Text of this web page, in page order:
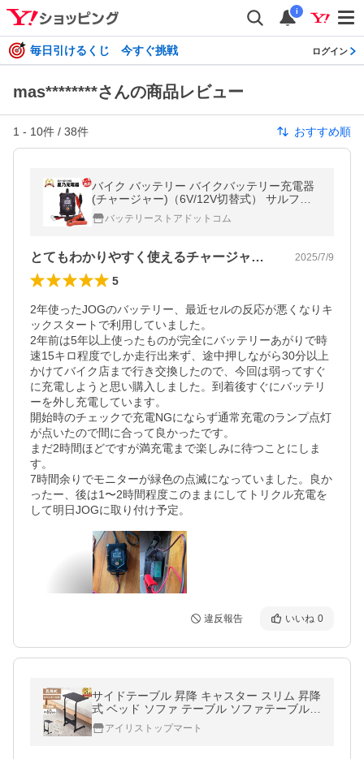
i
毎日引けるくじ 今すぐ挑戦 ログイン
mas********さんの商品レビュー
1 - 10件 / 38件 おすすめ順
バイク バッテリー バイクバッテリー充電器
(チャージャー)（6V/12V切替式） サルフェ
ーション除去機能 トリクル充電機能で冬の
間も付けっ放しOK PSE新基準対応
バッテリーストアドットコム
とてもわかりやすく使えるチャージャーです 2025/7/9
5
2年使ったJOGのバッテリー、最近セルの反応が悪くなりキ
ックスタートで利用していました。
2年前は5年以上使ったものが完全にバッテリーあがりで時
速15キロ程度でしか走行出来ず、途中押しながら30分以上
かけてバイク店まで行き交換したので、今回は弱ってすぐ
に充電しようと思い購入しました。到着後すぐにバッテリ
ーを外し充電しています。
開始時のチェックで充電NGにならず通常充電のランプ点灯
が点いたので間に合って良かったです。
まだ2時間ほどですが満充電まで楽しみに待つことにしま
す。
7時間余りでモニターが緑色の点滅になっていました。良か
ったー、後は1〜2時間程度このままにしてトリクル充電を
して明日JOGに取り付け予定。
違反報告 いいね 0
サイドテーブル 昇降 キャスター スリム 昇降
式 ベッド ソファ テーブル ソファテーブル
ベッドサイドテーブル 白 黒 昇降テーブル 介
護 キャスター付き
アイリストップマート